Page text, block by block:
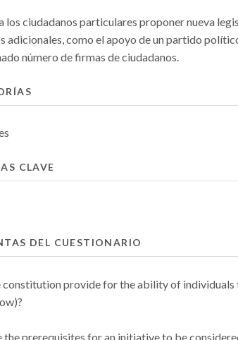
los ciudadanos particulares proponer nueva
adicionales, como el apoyo de un partido
número de firmas de ciudadanos.
CLAVE
DEL CUESTIONARIO
constitution provide for the ability of
the prerequisites for an initiative to be